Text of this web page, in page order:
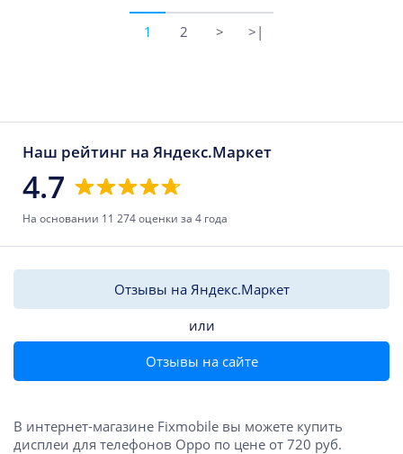
1 2 > >|
Наш рейтинг на Яндекс.Маркет
4.7
На основании 11 274 оценки за 4 года
Отзывы на Яндекс.Маркет
или
Отзывы на сайте
В интернет-магазине Fixmobile вы можете купить
дисплеи для телефонов Oppo по цене от 720 руб.